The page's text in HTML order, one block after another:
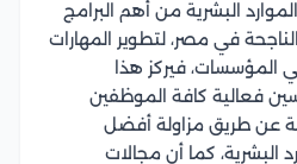
البشرية من أهم البرامج
في مصر، لتطوير المهارات
في المؤسسات، فيركز هذا
فعالية كافة الموظفين
عن طريق مزاولة أفضل
البشرية، كما أن مجالات